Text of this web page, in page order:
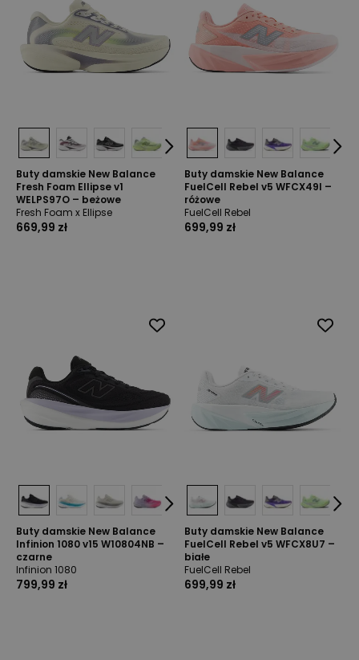
Buty damskie New Balance
Fresh Foam Ellipse v1
WELPS97O – beżowe
Fresh Foam x Ellipse
669,99 zł
Buty damskie New Balance
FuelCell Rebel v5 WFCX49I –
różowe
FuelCell Rebel
699,99 zł
Buty damskie New Balance
Infinion 1080 v15 W10804NB –
czarne
Infinion 1080
799,99 zł
Buty damskie New Balance
FuelCell Rebel v5 WFCX8U7 –
białe
FuelCell Rebel
699,99 zł